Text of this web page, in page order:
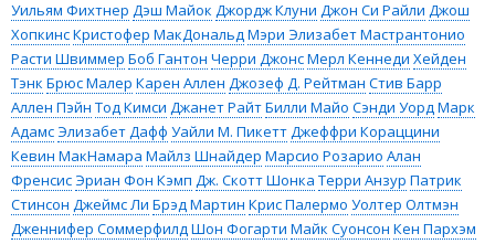
Уильям Фихтнер Дэш Майок Джордж Клуни Джон Си Райли Джош
ХопкинсКристофер МакДональдМэри Элизабет Мастрантонио
Расти Швиммер Боб Гантон Черри ДжонсМерл Кеннеди Хейден
Тэнк Брюс Малер Карен Аллен Джозеф Д. Рейтман Стив Барр
Аллен Пэйн Тод Кимси Джанет РайтБилли Майо Сэнди УордМарк
АдамсЭлизабет Дафф Уайли М. ПикеттДжеффри Кораццини
Кевин МакНамара Майлз Шнайдер Марсио Розарио Алан
ФренсисЭриан Фон Кэмп Дж. Скотт Шонка Терри Анзур Патрик
Стинсон Джеймс Ли Брэд Мартин Крис Палермо Уолтер Олтмэн
Дженнифер СоммерфилдШон Фогарти Майк Суонсон Кен Пархэм